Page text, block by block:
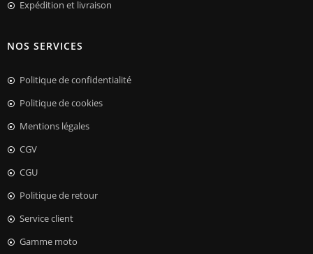
Expédition et livraison
NOS SERVICES
Politique de confidentialité
Politique de cookies
Mentions légales
CGV
CGU
Politique de retour
Service client
Gamme moto